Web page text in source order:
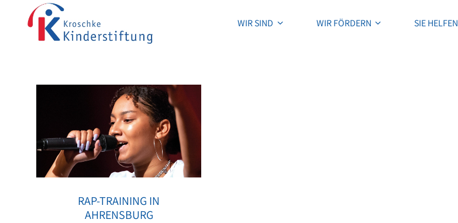
WIR SIND WIR FÖRDERN SIE HELFEN
WIR SIND WIR FÖRDERN SIE HELFEN
RAP-TRAINING IN
AHRENSBURG